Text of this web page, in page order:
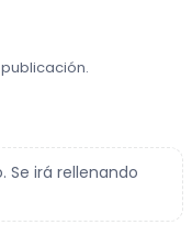
irá rellenando